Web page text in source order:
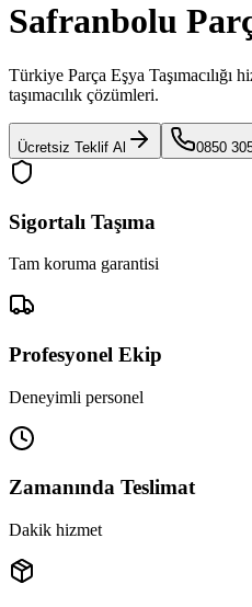
Safranbolu
Türkiye Parça Eşya Taşımacılığı
taşımacılık çözümleri.
Ücretsiz Teklif Al 0850
Sigortalı Taşıma
Tam koruma garantisi
Profesyonel Ekip
Deneyimli personel
Zamanında Teslimat
Dakik hizmet